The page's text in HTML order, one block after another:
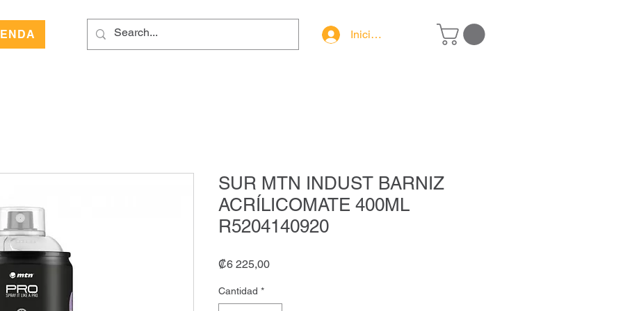
Iniciar sesión
SUR MTN INDUST BARNIZ
ACRÍLICOMATE 400ML
R5204140920
₡6 225,00Precio
Cantidad *